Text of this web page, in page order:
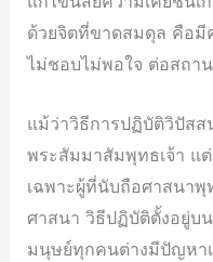
ด้วยจิตที่ขาดสมดุล คือมี
ไม่ชอบไม่พอใจ ต่อสถา
แม้ว่าวิธีการปฏิบัติวิปัส
พระสัมมาสัมพุทธเจ้า แ
เฉพาะผู้ที่นับถือศาสนาพุ
ศาสนา วิธีปฏิบัติตั้งอยู่บ
มนุษย์ทุกคนต่างมีปัญหา